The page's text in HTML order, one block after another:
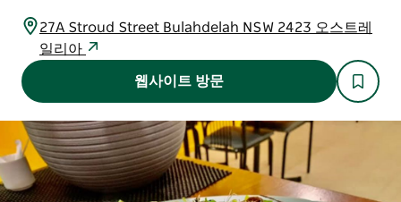
27A Stroud Street Bulahdelah NSW 2423 오스트레
일리아
웹사이트 방문